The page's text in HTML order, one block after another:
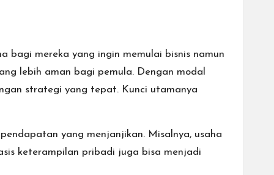
bagi mereka yang ingin memulai bisnis namun
lebih aman bagi pemula. Dengan modal
strategi yang tepat. Kunci utamanya
yang menjanjikan. Misalnya, usaha
keterampilan pribadi juga bisa menjadi